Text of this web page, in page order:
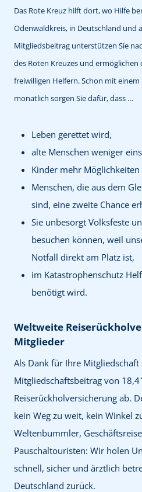
Das Rote Kreuz hilft dort, wo Hilfe
Odenwaldkreis, in Deutschland und
Mitgliedsbeitrag unterstützen Sie
des Roten Kreuzes und ermöglichen
freiwilligen Helfern. Schon mit
monatlich sorgen Sie dafür, dass …
Leben gerettet wird,
alte Menschen weniger
Kinder mehr
Menschen, die aus dem
sind, eine zweite Chance
Sie unbesorgt Volksfeste
besuchen können, weil
Notfall direkt am Platz ist,
im Katastrophenschutz
benötigt wird.
Weltweite
Mitglieder
Als Dank für Ihre
Mitgliedschaftsbeitrag von
Reiserückholversicherung ab.
kein Weg zu weit, kein Winkel
Weltenbummler,
Pauschaltouristen: Wir holen
schnell, sicher und ärztlich
Deutschland zurück.